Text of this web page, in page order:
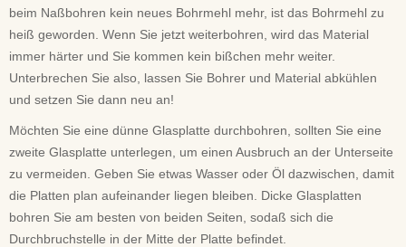
beim Naßbohren kein neues Bohrmehl mehr, ist das Bohrmehl zu
heiß geworden. Wenn Sie jetzt weiterbohren, wird das Material
immer härter und Sie kommen kein bißchen mehr weiter.
Unterbrechen Sie also, lassen Sie Bohrer und Material abkühlen
und setzen Sie dann neu an!
Möchten Sie eine dünne Glasplatte durchbohren, sollten Sie eine
zweite Glasplatte unterlegen, um einen Ausbruch an der Unterseite
zu vermeiden. Geben Sie etwas Wasser oder Öl dazwischen, damit
die Platten plan aufeinander liegen bleiben. Dicke Glasplatten
bohren Sie am besten von beiden Seiten, sodaß sich die
Durchbruchstelle in der Mitte der Platte befindet.